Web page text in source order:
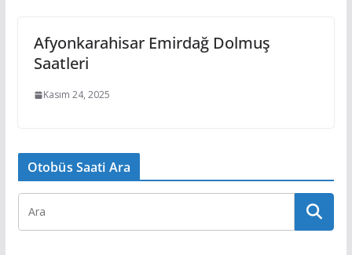
Afyonkarahisar Emirdağ Dolmuş
Saatleri
Kasım 24, 2025
Otobüs Saati Ara